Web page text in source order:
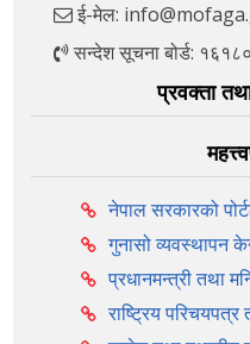
ई-मेल:
सन्देश सूचना बोर्ड:
प्रवक्ता
नेपाल सरकारको
गुनासो व्यवस्थापन
प्रधानमन्त्री तथा
राष्ट्रिय